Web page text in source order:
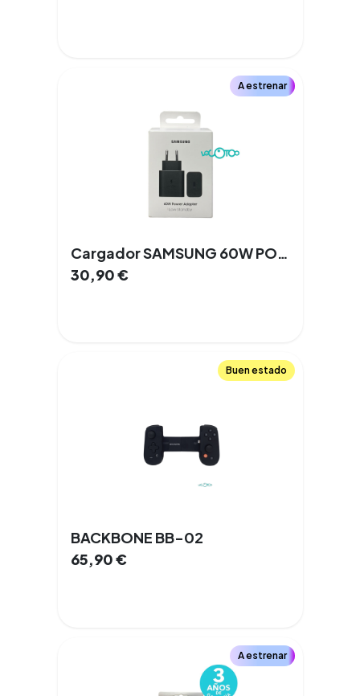
A estrenar
Cargador SAMSUNG 60W POWER ADAPTER
30,90€
Buen estado
BACKBONE BB-02
65,90€
A estrenar